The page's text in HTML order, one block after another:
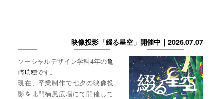
映像投影「綴る星空」開催中｜2026.07.07
ソーシャルデザイン学科4年の亀
崎瑞穂です。
現在、卒業制作で七夕の映像投
影を北門楠風広場にて開催して